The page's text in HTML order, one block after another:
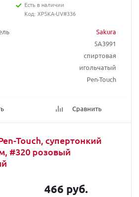
Sakura
5A3991
спиртовая
игольчатый
Pen-Touch
Сравнить
Есть в наличии
Код: XPSKA-UV#336
Touch, супертонкий
#320 розовый
466 руб.